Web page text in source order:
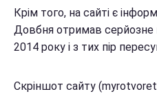
Крім того, на сайті є
Довбня отримав серйозне
2014 року і з тих пір
Скріншот сайту